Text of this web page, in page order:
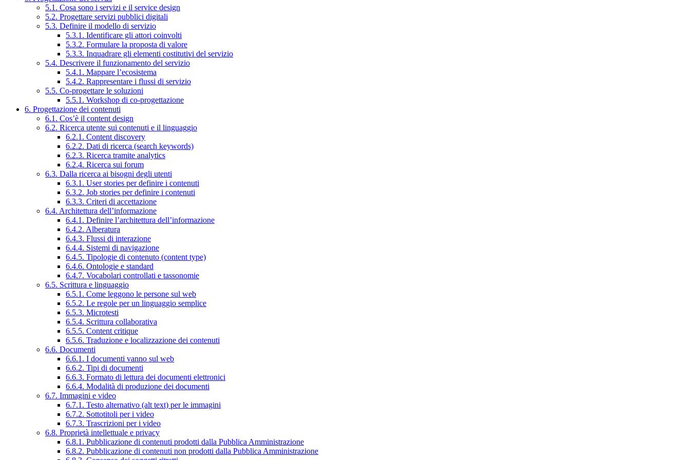
5.1. Cosa sono i servizi e il service design
5.2. Progettare servizi pubblici digitali
5.3. Definire il modello di servizio
5.3.1. Identificare gli attori coinvolti
5.3.2. Formulare la proposta di valore
5.3.3. Inquadrare gli elementi costitutivi del servizio
5.4. Descrivere il funzionamento del servizio
5.4.1. Mappare l’ecosistema
5.4.2. Rappresentare i flussi di servizio
5.5. Co-progettare le soluzioni
5.5.1. Workshop di co-progettazione
6. Progettazione dei contenuti
6.1. Cos’è il content design
6.2. Ricerca utente sui contenuti e il linguaggio
6.2.1. Content discovery
6.2.2. Dati di ricerca (search keywords)
6.2.3. Ricerca tramite analytics
6.2.4. Ricerca sui forum
6.3. Dalla ricerca ai bisogni degli utenti
6.3.1. User stories per definire i contenuti
6.3.2. Job stories per definire i contenuti
6.3.3. Criteri di accettazione
6.4. Architettura dell’informazione
6.4.1. Definire l’architettura dell’informazione
6.4.2. Alberatura
6.4.3. Flussi di interazione
6.4.4. Sistemi di navigazione
6.4.5. Tipologie di contenuto (content type)
6.4.6. Ontologie e standard
6.4.7. Vocabolari controllati e tassonomie
6.5. Scrittura e linguaggio
6.5.1. Come leggono le persone sul web
6.5.2. Le regole per un linguaggio semplice
6.5.3. Microtesti
6.5.4. Scrittura collaborativa
6.5.5. Content critique
6.5.6. Traduzione e localizzazione dei contenuti
6.6. Documenti
6.6.1. I documenti vanno sul web
6.6.2. Tipi di documenti
6.6.3. Formato di lettura dei documenti elettronici
6.6.4. Modalità di produzione dei documenti
6.7. Immagini e video
6.7.1. Testo alternativo (alt text) per le immagini
6.7.2. Sottotitoli per i video
6.7.3. Trascrizioni per i video
6.8. Proprietà intellettuale e privacy
6.8.1. Pubblicazione di contenuti prodotti dalla Pubblica Amministrazione
6.8.2. Pubblicazione di contenuti non prodotti dalla Pubblica Amministrazione